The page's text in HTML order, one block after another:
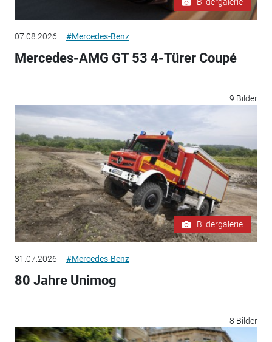
Bildergalerie
07.08.2026 #Mercedes-Benz
Mercedes-AMG GT 53 4-Türer Coupé
9 Bilder
Bildergalerie
31.07.2026 #Mercedes-Benz
80 Jahre Unimog
8 Bilder